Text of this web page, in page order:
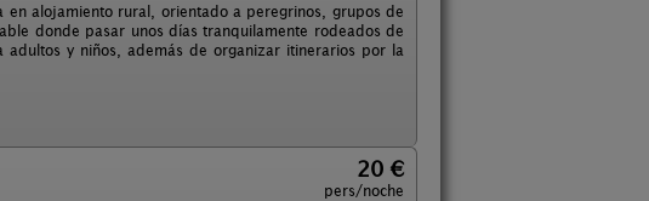
alojamiento rural, orientado a peregrinos, grupos de
donde pasar unos días tranquilamente rodeados de
y niños, además de organizar itinerarios por la
20 €
pers/noche